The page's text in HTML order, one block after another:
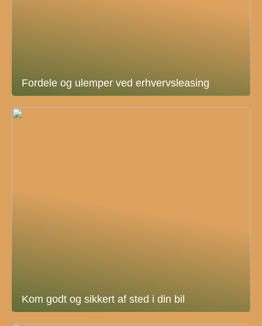
Fordele og ulemper ved erhvervsleasing
Kom godt og sikkert af sted i din bil